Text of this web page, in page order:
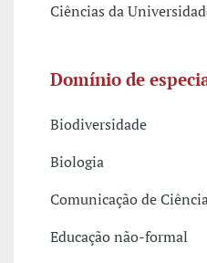
Ciências da
Domínio de
Biodiversidade
Biologia
Comunicação de
Educação não-formal